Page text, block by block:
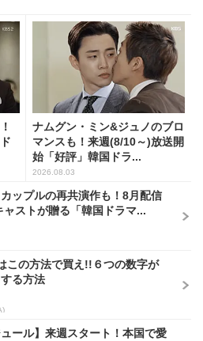
ナムグン・ミン&ジュノのブロ
マンスも！来週(8/10～)放送開
始「好評」韓国ドラ...
2026.08.03
カップルの再共演作も！8月配信
ャストが贈る「韓国ドラマ...
この方法で買え!!６つの数字が
する方法
ュール】来週スタート！本国で愛